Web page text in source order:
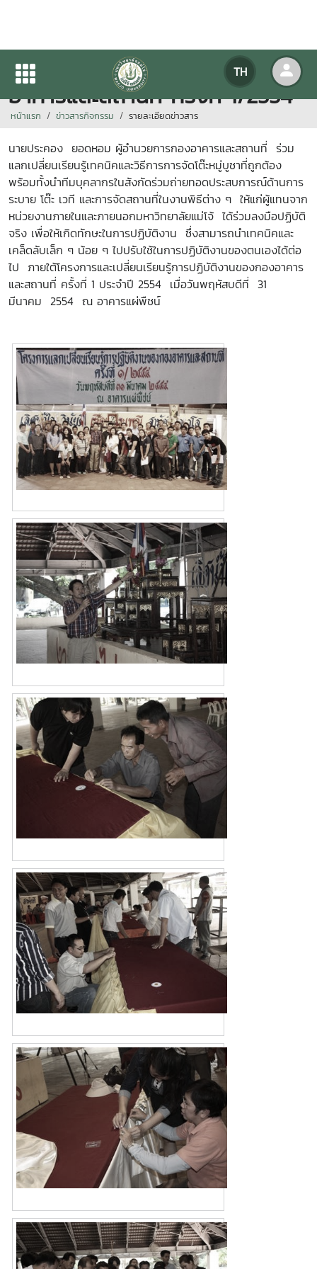
TH
KM การปฏิบัติงานของกอง
อาคารและสถานที่ ครั้งที่ 1/2554
หน้าแรก ข่าวสารกิจกรรม รายละเอียดข่าวสาร
นายประคอง ยอดหอม ผู้อำนวยการกองอาคารและสถานที่ ร่วม
แลกเปลี่ยนเรียนรู้เทคนิคและวิธีการการจัดโต๊ะหมู่บูชาที่ถูกต้อง
พร้อมทั้งนำทีมบุคลากรในสังกัดร่วมถ่ายทอดประสบการณ์ด้านการ
ระบาย โต๊ะ เวที และการจัดสถานที่ในงานพิธีต่าง ๆ ให้แก่ผู้แทนจาก
หน่วยงานภายในและภายนอกมหาวิทยาลัยแม่โจ้ ได้ร่วมลงมือปฏิบัติ
จริง เพื่อให้เกิดทักษะในการปฏิบัติงาน ซึ่งสามารถนำเทคนิคและ
เคล็ดลับเล็ก ๆ น้อย ๆ ไปปรับใช้ในการปฏิบัติงานของตนเองได้ต่อ
ไป ภายใต้โครงการและเปลี่ยนเรียนรู้การปฏิบัติงานของกองอาคาร
และสถานที่ ครั้งที่ 1 ประจำปี 2554 เมื่อวันพฤหัสบดีที่ 31
มีนาคม 2554 ณ อาคารแผ่พืชน์